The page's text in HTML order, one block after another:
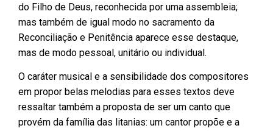
do Filho de Deus, reconhecida por uma assembleia;
mas também de igual modo no sacramento da
Reconciliação e Penitência aparece esse destaque,
mas de modo pessoal, unitário ou individual.
O caráter musical e a sensibilidade dos compositores
em propor belas melodias para esses textos deve
ressaltar também a proposta de ser um canto que
provém da família das litanias: um cantor propõe e a